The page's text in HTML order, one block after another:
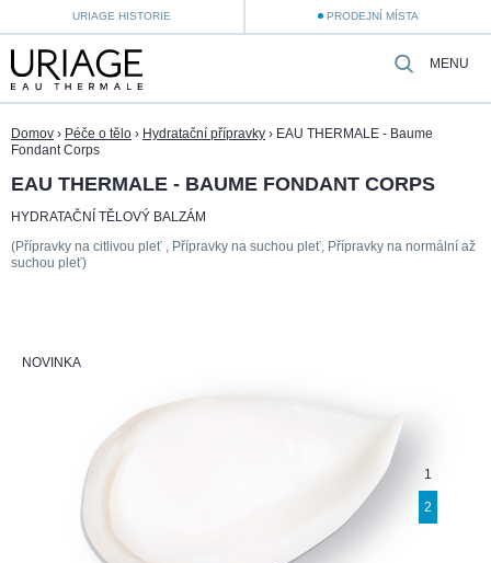
URIAGE HISTORIE PRODEJNÍ MÍSTA
MENU
Domov › Péče o tělo › Hydratační přípravky › EAU THERMALE - Baume
Fondant Corps
EAU THERMALE - BAUME FONDANT CORPS
HYDRATAČNÍ TĚLOVÝ BALZÁM
(Přípravky na citlivou pleť , Přípravky na suchou pleť, Přípravky na normální až
suchou pleť)
NOVINKA
1
2